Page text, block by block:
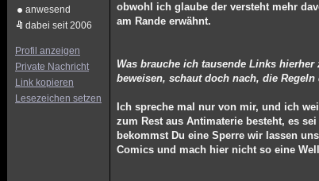
anwesend
dabei seit 2006
Profil anzeigen
Private Nachricht
Link kopieren
Lesezeichen setzen
obwohl ich glaube der versteht mehr
am Rande erwähnt.
Was brauche ich tausende Links
beweisen, schaut doch nach, die
Ich spreche mal nur von mir, und ich
zum Rest aus Antimaterie besteht, es
bekommst Du eine Sperre wir lassen
Comics und mach hier nicht so eine